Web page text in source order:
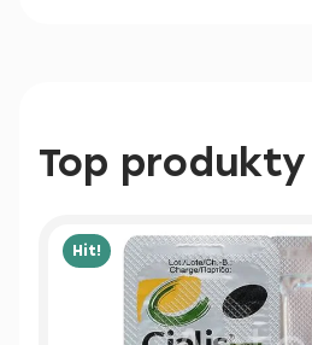
Top produkty
Hit!